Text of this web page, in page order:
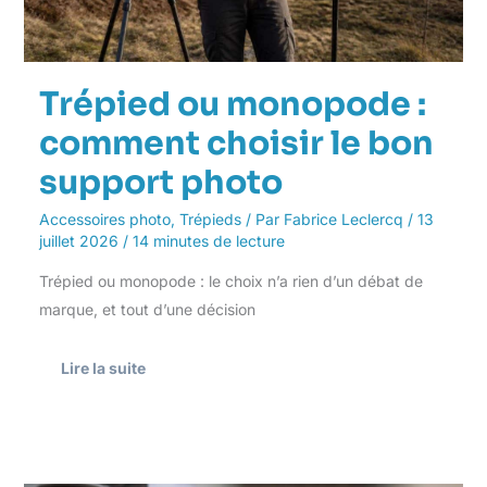
Trépied ou monopode :
comment choisir le bon
support photo
Accessoires photo, Trépieds/ Par Fabrice Leclercq / 13
juillet 2026 / 14 minutes de lecture
Trépied ou monopode : le choix n’a rien d’un débat de
marque, et tout d’une décision
Lire la suite